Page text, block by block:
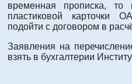
временная прописка,
пластиковой карточки
подойти с договором в
Заявления на
взять в бухгалтерии